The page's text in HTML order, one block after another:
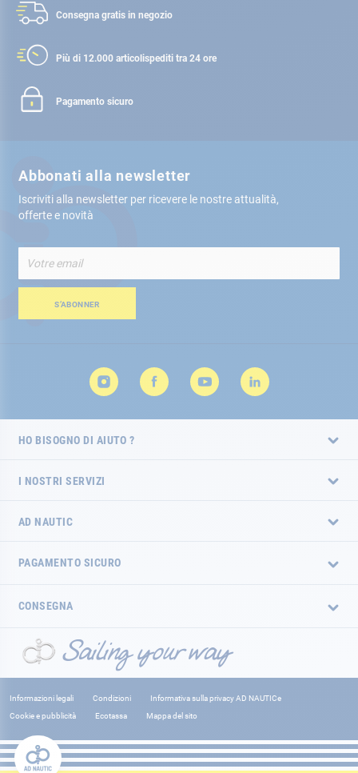
Consegna gratis in negozio
Più di 12.000 articolispediti tra 24 ore
Pagamento sicuro
Abbonati alla newsletter
Iscriviti alla newsletter per ricevere le nostre attualità,
offerte e novità
alla
nostra
Newsletter:S’ABONNER
HO BISOGNO DI AIUTO ?
I NOSTRI SERVIZI
AD NAUTIC
PAGAMENTO SICURO
CONSEGNA
Informazioni legali Condizioni
Informativa sulla privacy AD NAUTICe
Cookie e pubblicità
Ecotassa Mappa del sito